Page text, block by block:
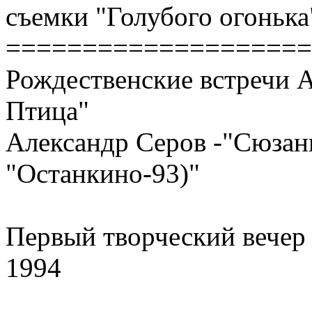
съемки "Голубого
Рождественские
Птица"
Александр Серов -
"Останкино-93)"
Первый творческий
1994